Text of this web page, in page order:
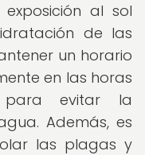
al sol
de las
un horario
en las horas
evitar la
Además, es
las plagas y